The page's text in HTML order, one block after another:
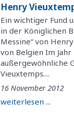
Henry
Ein wichtiger Fund
in der Königlichen
Messine“ von
von Belgien Im
außergewöhnliche
Vieuxtemps....
16 November 2012
weiterlesen ...